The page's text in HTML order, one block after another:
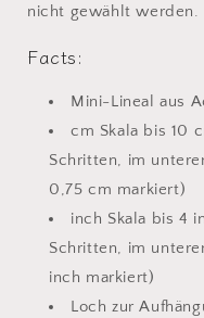
nicht gewählt werden.
Facts:
Mini-Lineal aus
cm Skala bis 10
Schritten, im
0,75 cm markiert)
inch Skala bis 4
Schritten, im
inch markiert)
Loch zur